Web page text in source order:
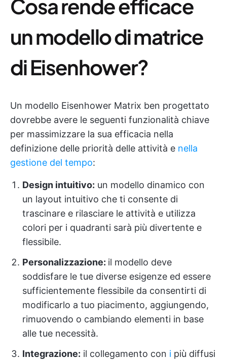
Cosa rende efficace
un modello di matrice
di Eisenhower?
Un modello Eisenhower Matrix ben progettato
dovrebbe avere le seguenti funzionalità chiave
per massimizzare la sua efficacia nella
definizione delle priorità delle attività e nella
gestione del tempo:
Design intuitivo: un modello dinamico con
un layout intuitivo che ti consente di
trascinare e rilasciare le attività e utilizza
colori per i quadranti sarà più divertente e
flessibile.
Personalizzazione: il modello deve
soddisfare le tue diverse esigenze ed essere
sufficientemente flessibile da consentirti di
modificarlo a tuo piacimento, aggiungendo,
rimuovendo o cambiando elementi in base
alle tue necessità.
Integrazione: il collegamento con i più diffusi